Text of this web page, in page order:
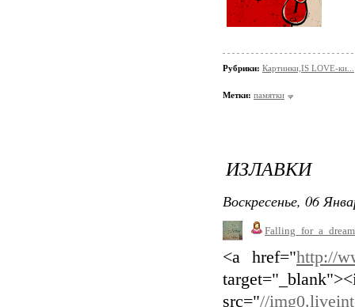
Рубрики: Картинки,IS LOVE-ки...
Метки: памятки
ИЗЛАВКИ
Воскресенье, 06
Falling_for_a_dream
<a href="http://
src="//